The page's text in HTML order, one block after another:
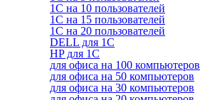
1С на 10 пользователей
1С на 15 пользователей
1С на 20 пользователей
DELL для 1С
HP для 1С
для офиса на 100 компьютеров
для офиса на 50 компьютеров
для офиса на 30 компьютеров